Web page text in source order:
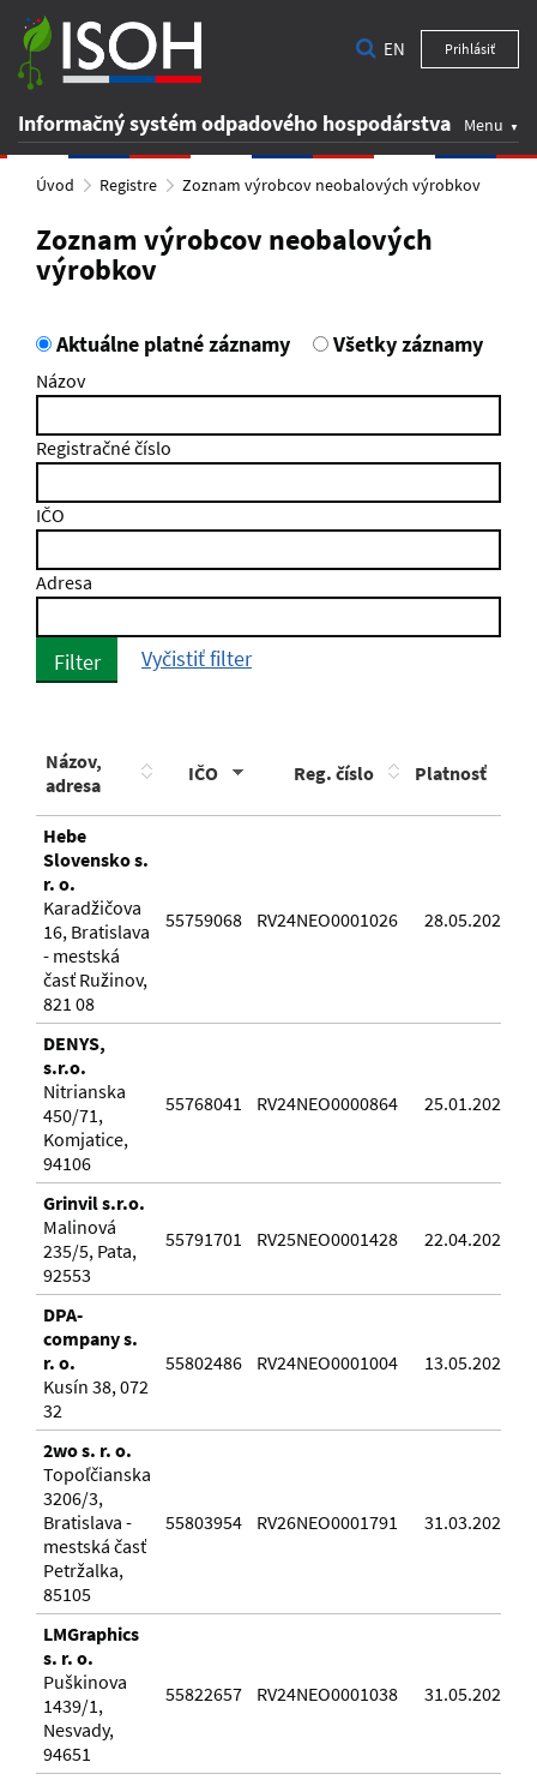
Informačný systém odpadového hospodárstva Menu
EN Prihlásiť
Úvod Registre Zoznam výrobcov neobalových výrobkov
Zoznam výrobcov neobalových
výrobkov
Aktuálne platné záznamy Všetky záznamy
Názov
Registračné číslo
IČO
Adresa
Filter Vyčistiť filter
Názov,
adresa
IČO Reg. číslo Platnosť
Hebe
Slovensko s.
r. o.
Karadžičova
16, Bratislava
- mestská
časť Ružinov,
821 08
55759068 RV24NEO0001026 28.05.2024
DENYS,
s.r.o.
Nitrianska
450/71,
Komjatice,
94106
55768041 RV24NEO0000864 25.01.2024
Grinvil s.r.o.
Malinová
235/5, Pata,
92553
55791701 RV25NEO0001428 22.04.2025
DPA-
company s.
r. o.
Kusín 38, 072
32
55802486 RV24NEO0001004 13.05.2024
2wo s. r. o.
Topoľčianska
3206/3,
Bratislava -
mestská časť
Petržalka,
85105
55803954 RV26NEO0001791 31.03.2026
LMGraphics
s. r. o.
Puškinova
1439/1,
Nesvady,
94651
55822657 RV24NEO0001038 31.05.2024